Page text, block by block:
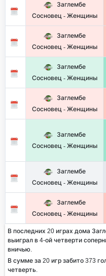
Заглембе
Сосновец - Женщины
Заглембе
Сосновец - Женщины
Заглембе
Сосновец - Женщины
Заглембе
Сосновец - Женщины
Заглембе
Сосновец - Женщины
Заглембе
Сосновец - Женщины
Заглембе
Сосновец - Женщины
В последних 20 играх дома
выиграл в 4-ой четверти
вничью.
В сумме за 20 игр забито 373
четверть.